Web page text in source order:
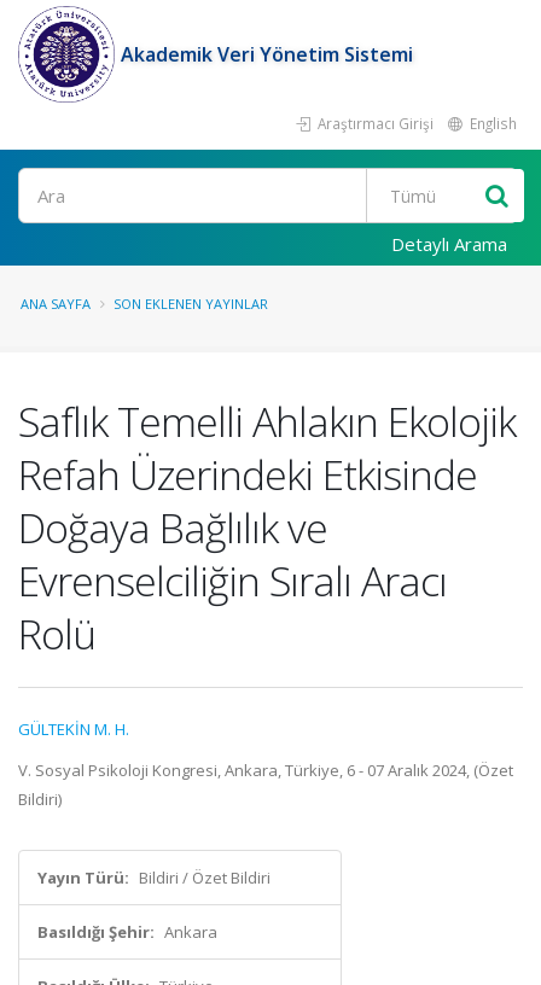
Akademik Veri Yönetim Sistemi
Araştırmacı Girişi English
Ara
Detaylı Arama
ANA SAYFA SON EKLENEN YAYINLAR
Saflık Temelli Ahlakın Ekolojik
Refah Üzerindeki Etkisinde
Doğaya Bağlılık ve
Evrenselciliğin Sıralı Aracı
Rolü
GÜLTEKİN M. H.
V. Sosyal Psikoloji Kongresi, Ankara, Türkiye, 6 - 07 Aralık 2024, (Özet
Bildiri)
Yayın Türü: Bildiri / Özet Bildiri
Basıldığı Şehir: Ankara